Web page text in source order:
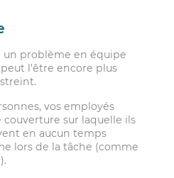
un problème en équipe
l’être encore plus
vos employés
sur laquelle ils
en aucun temps
lors de la tâche (comme